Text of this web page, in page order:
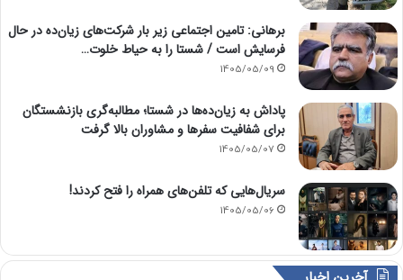
برهانی: تامین اجتماعی زیر بار شرکت‌های زیان‌ده در حال
فرسایش است / شستا را به حیاط خلوت…
1405/05/09
پاداش به زیان‌ده‌ها در شستا؛ مطالبه‌گری بازنشستگان
برای شفافیت سفرها و مشاوران بالا گرفت
1405/05/07
سریال‌هایی که تلفن‌های همراه را فتح کردند!
1405/05/06